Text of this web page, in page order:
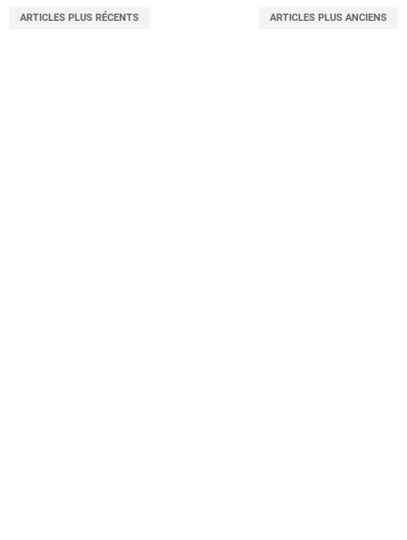
ARTICLES PLUS RÉCENTS ARTICLES PLUS ANCIENS